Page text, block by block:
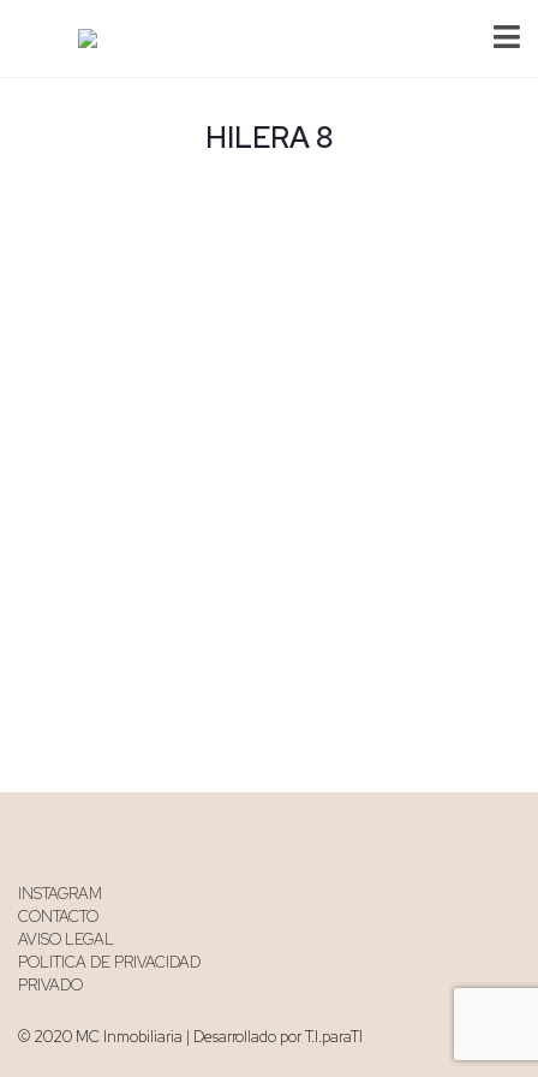
HILERA 8
INSTAGRAM
CONTACTO
AVISO LEGAL
POLITICA DE PRIVACIDAD
PRIVADO
© 2020 MC Inmobiliaria | Desarrollado por T.I.paraTI